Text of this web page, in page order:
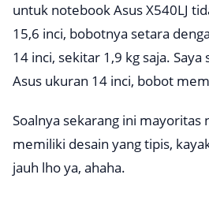
untuk notebook Asus X540LJ
15,6 inci, bobotnya setara
14 inci, sekitar 1,9 kg saja.
Asus ukuran 14 inci, bobot
Soalnya sekarang ini mayoritas
memiliki desain yang tipis,
jauh lho ya, ahaha.